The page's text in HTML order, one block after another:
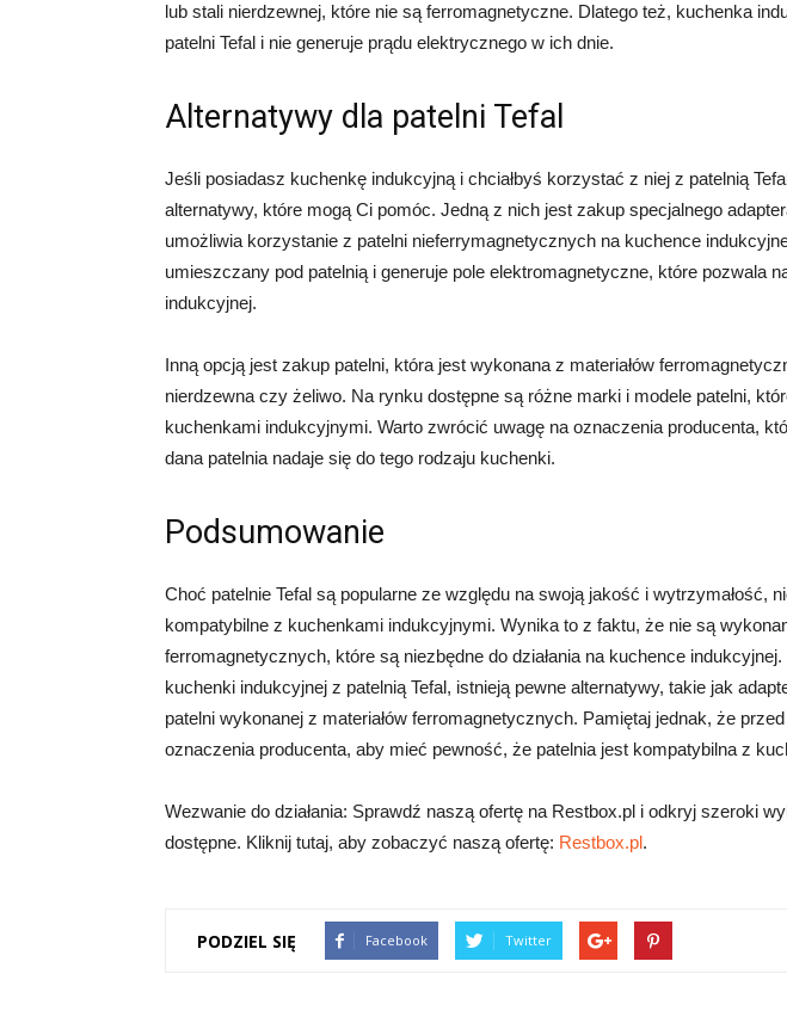
lub stali nierdzewnej, które nie są ferromagnetyczne. Dlatego też, kuchenka
patelni Tefal i nie generuje prądu elektrycznego w ich dnie.
Alternatywy dla patelni Tefal
Jeśli posiadasz kuchenkę indukcyjną i chciałbyś korzystać z niej z patelnią
alternatywy, które mogą Ci pomóc. Jedną z nich jest zakup specjalnego
umożliwia korzystanie z patelni nieferrymagnetycznych na kuchence
umieszczany pod patelnią i generuje pole elektromagnetyczne, które pozwala
indukcyjnej.
Inną opcją jest zakup patelni, która jest wykonana z materiałów
nierdzewna czy żeliwo. Na rynku dostępne są różne marki i modele patelni,
kuchenkami indukcyjnymi. Warto zwrócić uwagę na oznaczenia producenta,
dana patelnia nadaje się do tego rodzaju kuchenki.
Podsumowanie
Choć patelnie Tefal są popularne ze względu na swoją jakość i wytrzymałość,
kompatybilne z kuchenkami indukcyjnymi. Wynika to z faktu, że nie są
ferromagnetycznych, które są niezbędne do działania na kuchence
kuchenki indukcyjnej z patelnią Tefal, istnieją pewne alternatywy, takie jak
patelni wykonanej z materiałów ferromagnetycznych. Pamiętaj jednak, że
oznaczenia producenta, aby mieć pewność, że patelnia jest kompatybilna z
Wezwanie do działania: Sprawdź naszą ofertę na Restbox.pl i odkryj szeroki
dostępne. Kliknij tutaj, aby zobaczyć naszą ofertę: Restbox.pl.
PODZIEL SIĘ Facebook Twitter